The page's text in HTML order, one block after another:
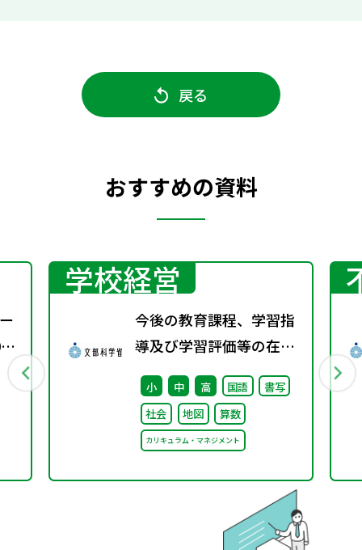
戻る
おすすめの資料
学校経営
今後の教育課程、学習指
導及び学習評価等の在り
方に関する有識者検討会
の論点整理を掲載しまし
た
小 中 高 国語
書写
社会
地図 算数
カリキュラム・マネジメント